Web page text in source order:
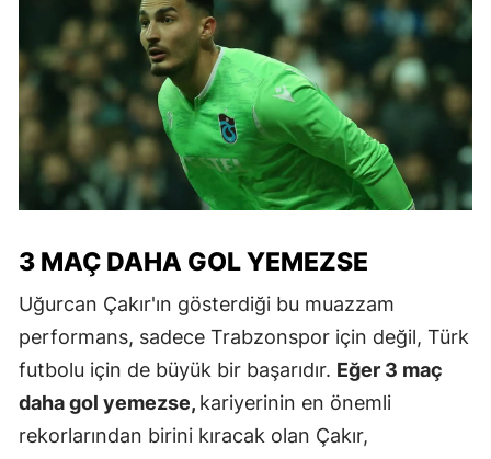
3 MAÇ DAHA GOL YEMEZSE
Uğurcan Çakır'ın gösterdiği bu muazzam
performans, sadece Trabzonspor için değil, Türk
futbolu için de büyük bir başarıdır. Eğer 3 maç
daha gol yemezse, kariyerinin en önemli
rekorlarından birini kıracak olan Çakır,